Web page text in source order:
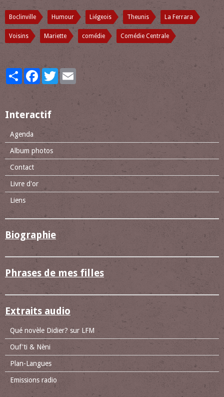
Boclinville Humour Liégeois Theunis La Ferrara
Voisins Mariette comédie Comédie Centrale
PartagerFacebook
Twitter Email
Interactif
Agenda
Album photos
Contact
Livre d'or
Liens
Biographie
Phrases de mes filles
Extraits audio
Qué novèle Didier? sur LFM
Ouf'ti & Nèni
Plan-Langues
Emissions radio